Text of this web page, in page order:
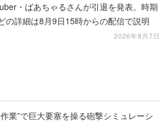
・ばあちゃるさんが引退を発表。時期
の詳細は8月9日15時からの配信で説明
2026年8月7日
業”で巨大要塞を操る砲撃シミュレーシ